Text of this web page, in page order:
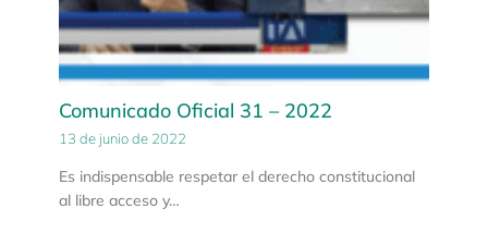
Comunicado Oficial 31 – 2022
13 de junio de 2022
Es indispensable respetar el derecho constitucional
al libre acceso y…